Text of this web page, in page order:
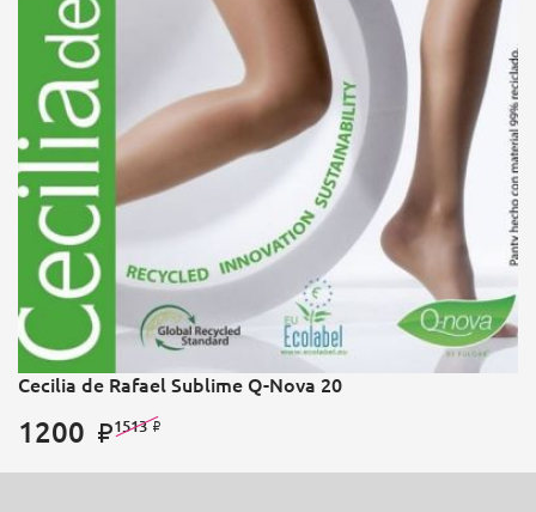
Cecilia de Rafael Sublime Q-Nova 20
1200 1513